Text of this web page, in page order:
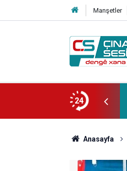
Manşetler
24
vefat etmiştir
Anasayfa